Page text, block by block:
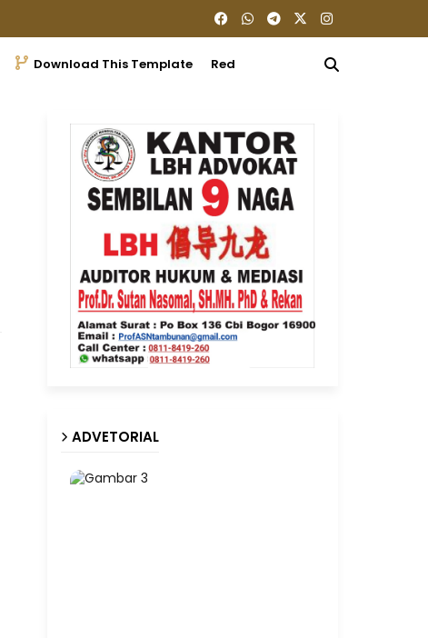
Download This Template Redaksi
ADVETORIAL